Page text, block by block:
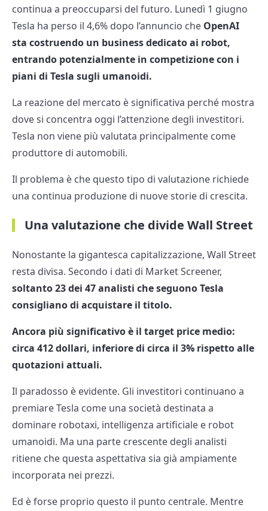
continua a preoccuparsi del futuro. Lunedì 1 giugno
Tesla ha perso il 4,6% dopo l’annuncio che OpenAI
sta costruendo un business dedicato ai robot,
entrando potenzialmente in competizione con i
piani di Tesla sugli umanoidi.
La reazione del mercato è significativa perché mostra
dove si concentra oggi l’attenzione degli investitori.
Tesla non viene più valutata principalmente come
produttore di automobili.
Il problema è che questo tipo di valutazione richiede
una continua produzione di nuove storie di crescita.
Una valutazione che divide Wall Street
Nonostante la gigantesca capitalizzazione, Wall Street
resta divisa. Secondo i dati di Market Screener,
soltanto 23 dei 47 analisti che seguono Tesla
consigliano di acquistare il titolo.
Ancora più significativo è il target price medio:
circa 412 dollari, inferiore di circa il 3% rispetto alle
quotazioni attuali.
Il paradosso è evidente. Gli investitori continuano a
premiare Tesla come una società destinata a
dominare robotaxi, intelligenza artificiale e robot
umanoidi. Ma una parte crescente degli analisti
ritiene che questa aspettativa sia già ampiamente
incorporata nei prezzi.
Ed è forse proprio questo il punto centrale. Mentre